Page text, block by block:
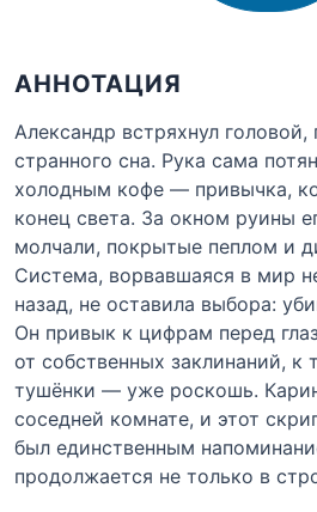
АННОТАЦИЯ
Александр встряхнул головой,
странного сна. Рука сама
холодным кофе — привычка,
конец света. За окном руины
молчали, покрытые пеплом и
Система, ворвавшаяся в мир
назад, не оставила выбора:
Он привык к цифрам перед
от собственных заклинаний, к
тушёнки — уже роскошь.
соседней комнате, и этот
был единственным
продолжается не только в